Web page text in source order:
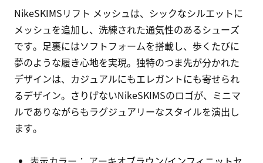
NikeSKIMSリフト メッシュは、シックなシルエットに
メッシュを追加し、洗練された通気性のあるシューズ
です。足裏にはソフトフォームを搭載し、歩くたびに
夢のような履き心地を実現。独特のつま先が分かれた
デザインは、カジュアルにもエレガントにも寄せられ
るデザイン。さりげないNikeSKIMSのロゴが、ミニマ
ルでありながらもラグジュアリーなスタイルを演出し
ます。